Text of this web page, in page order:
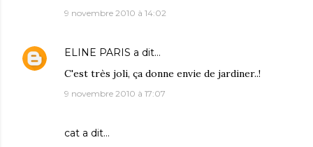
9 novembre 2010 à 14:02
ELINE PARIS a dit…
C'est très joli, ça donne envie de jardiner..!
9 novembre 2010 à 17:07
cat a dit…